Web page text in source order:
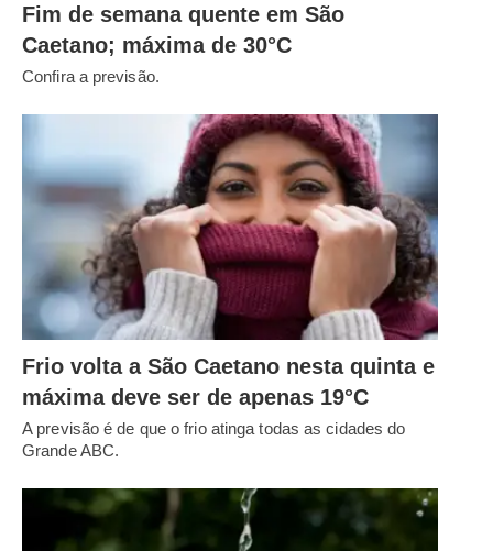
Fim de semana quente em São
Caetano; máxima de 30°C
Confira a previsão.
Frio volta a São Caetano nesta quinta e
máxima deve ser de apenas 19°C
A previsão é de que o frio atinga todas as cidades do
Grande ABC.